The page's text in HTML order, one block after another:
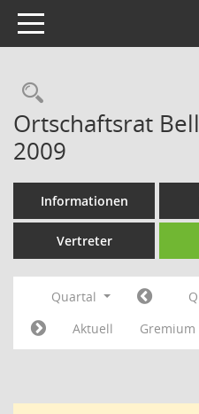
Toggle navigation
Ortschaftsrat
2009
Informationen
Vertreter
Quartal
Aktuell